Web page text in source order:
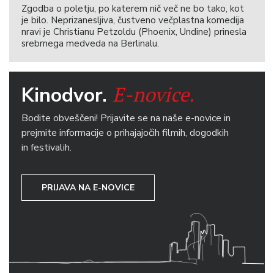
Zgodba o poletju, po katerem nič več ne bo tako, kot
je bilo. Neprizanesljiva, čustveno večplastna komedija
nravi je Christianu Petzoldu (Phoenix, Undine) prinesla
srebrnega medveda na Berlinalu.
Kinodvor. E-novice.
Bodite obveščeni! Prijavite se na naše e-novice in
prejmite informacije o prihajajočih filmih, dogodkih
in festivalih.
PRIJAVA NA E-NOVICE